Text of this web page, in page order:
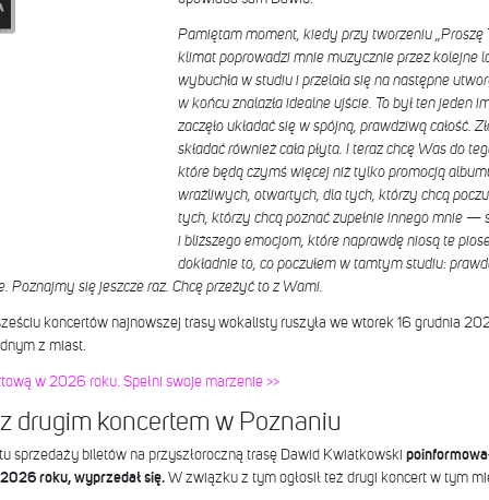
Pamiętam moment, kiedy przy tworzeniu „Proszę
klimat poprowadzi mnie muzycznie przez kolejne
wybuchła w studiu i przelała się na następne
w końcu znalazła idealne ujście. To był ten jeden
zaczęło układać się w spójną, prawdziwą całość.
składać również cała płyta. I teraz chcę Was do
które będą czymś więcej niż tylko promocją
wrażliwych, otwartych, dla tych, którzy chcą
tych, którzy chcą poznać zupełnie innego mnie —
i bliższego emocjom, które naprawdę niosą te
dokładnie to, co poczułem w tamtym studiu:
Poznajmy się jeszcze raz. Chcę przeżyć to z Wami.
koncertów najnowszej trasy wokalisty ruszyła we wtorek 16 grudnia
z miast.
w 2026 roku. Spełni swoje marzenie >>
drugim koncertem w Poznaniu
sprzedaży biletów na przyszłoroczną trasę Dawid Kwiatkowski
roku, wyprzedał się.W związku z tym ogłosił też drugi koncert w tym